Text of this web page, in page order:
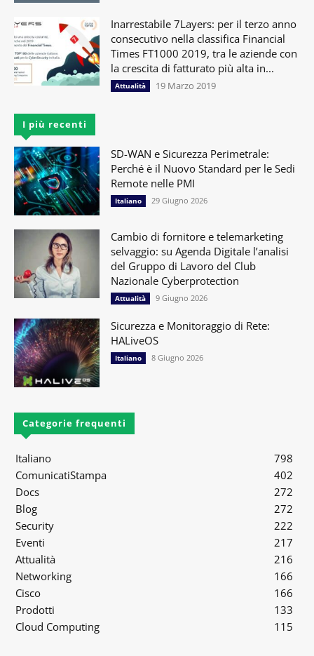
Inarrestabile 7Layers: per il terzo anno
consecutivo nella classifica Financial
Times FT1000 2019, tra le aziende con
la crescita di fatturato più alta in...
Attualità 19 Marzo 2019
I più recenti
SD-WAN e Sicurezza Perimetrale:
Perché è il Nuovo Standard per le Sedi
Remote nelle PMI
Italiano 29 Giugno 2026
Cambio di fornitore e telemarketing
selvaggio: su Agenda Digitale l’analisi
del Gruppo di Lavoro del Club
Nazionale Cyberprotection
Attualità 9 Giugno 2026
Sicurezza e Monitoraggio di Rete:
HALiveOS
Italiano 8 Giugno 2026
Categorie frequenti
Italiano
798
ComunicatiStampa
402
Docs
272
Blog
272
Security
222
Eventi
217
Attualità
216
Networking
166
Cisco
166
Prodotti
133
Cloud Computing
115